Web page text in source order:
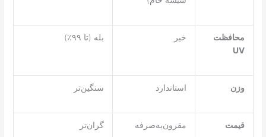
محافظت
UV
خیر بله (تا ۹۹٪)
وزن استاندارد سنگین‌تر
قیمت مقرون‌به‌صرفه گران‌تر